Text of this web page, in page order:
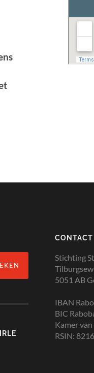
CONTACT
Stichting
5051 AB
IBAN
BIC
Kamer
RSIN: